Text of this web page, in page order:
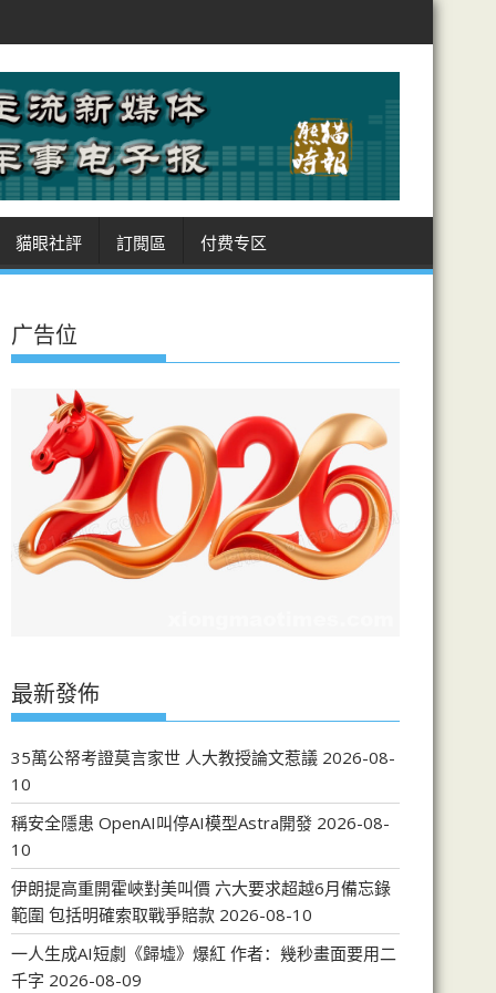
貓眼社評 訂閲區 付费专区
广告位
最新發佈
35萬公帑考證莫言家世 人大教授論文惹議 2026-08-
10
稱安全隱患 OpenAI叫停AI模型Astra開發 2026-08-
10
伊朗提高重開霍峽對美叫價 六大要求超越6月備忘錄
範圍 包括明確索取戰爭賠款 2026-08-10
一人生成AI短劇《歸墟》爆紅 作者：幾秒畫面要用二
千字 2026-08-09